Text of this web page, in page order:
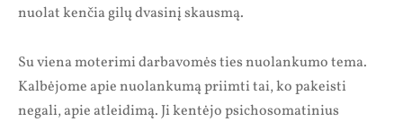
nuolat kenčia gilų dvasinį skausmą.
Su viena moterimi darbavomės ties nuolankumo tema.
Kalbėjome apie nuolankumą priimti tai, ko pakeisti
negali, apie atleidimą. Ji kentėjo psichosomatinius